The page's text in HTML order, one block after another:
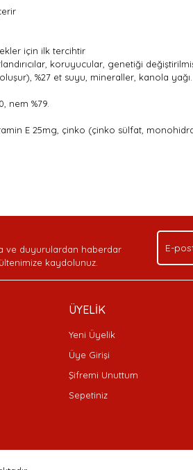
için ilk tercihtir
koruyucular, genetiği
%27 et suyu, mineraller, kanola yağı.
nem %79.
E 25mg, çinko (çinko sülfat,
Gönder
Deneyimini Paylaş
ve duyurulardan haberdar
kaydolunuz.
ÜYELİK
Yeni Üyelik
Üye Girişi
Şifremi Unuttum
Sepetiniz